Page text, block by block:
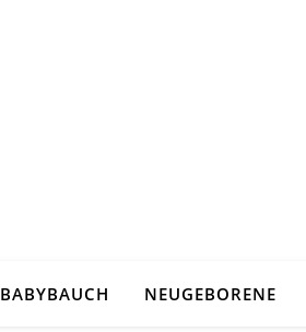
BABYBAUCH NEUGEBORENE